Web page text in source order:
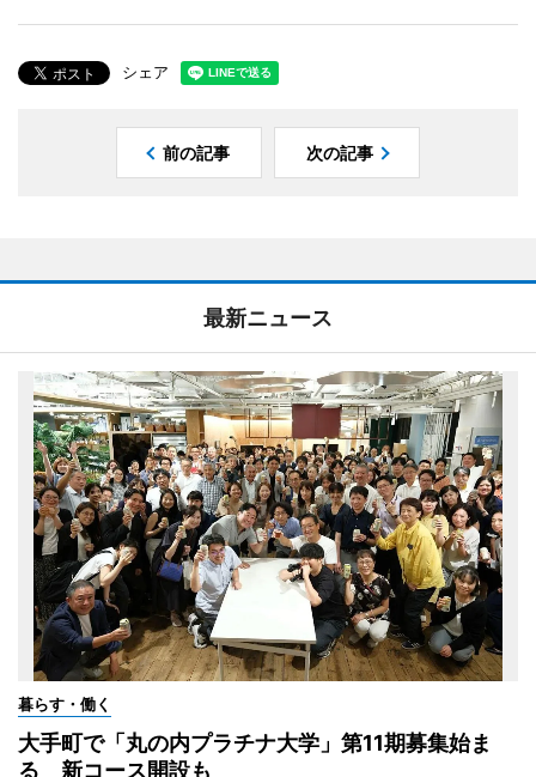
シェア
前の記事 次の記事
最新ニュース
暮らす・働く
大手町で「丸の内プラチナ大学」第11期募集始ま
る 新コース開設も